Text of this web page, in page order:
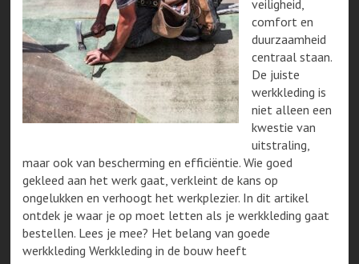
veiligheid,
comfort en
duurzaamheid
centraal staan.
De juiste
werkkleding is
niet alleen een
kwestie van
uitstraling,
maar ook van bescherming en efficiëntie. Wie goed
gekleed aan het werk gaat, verkleint de kans op
ongelukken en verhoogt het werkplezier. In dit artikel
ontdek je waar je op moet letten als je werkkleding gaat
bestellen. Lees je mee? Het belang van goede
werkkleding Werkkleding in de bouw heeft